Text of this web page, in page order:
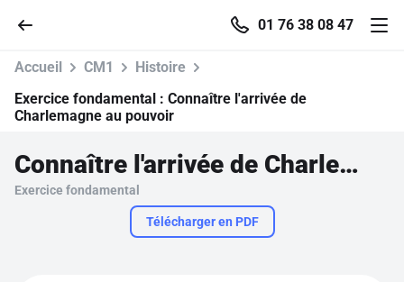
01 76 38 08 47
Parcourir
Accueil CM1
Histoire
Exercice fondamental : Connaître l'arrivée de
Charlemagne au pouvoir
Connaître l'arrivée de Charlemagne au pouvoir
Exercice fondamental
Télécharger en PDF